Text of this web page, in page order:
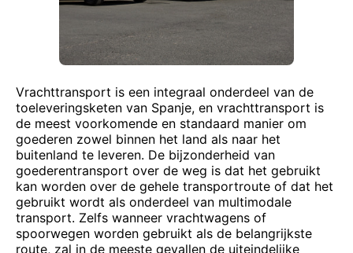
Vrachttransport is een integraal onderdeel van de
toeleveringsketen van Spanje, en vrachttransport is
de meest voorkomende en standaard manier om
goederen zowel binnen het land als naar het
buitenland te leveren. De bijzonderheid van
goederentransport over de weg is dat het gebruikt
kan worden over de gehele transportroute of dat het
gebruikt wordt als onderdeel van multimodale
transport. Zelfs wanneer vrachtwagens of
spoorwegen worden gebruikt als de belangrijkste
route, zal in de meeste gevallen de uiteindelijke